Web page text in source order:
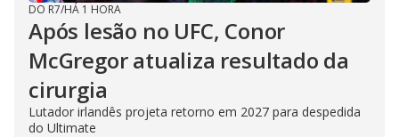
DO R7/HÁ 1 HORA
Após lesão no UFC, Conor
McGregor atualiza resultado da
cirurgia
Lutador irlandês projeta retorno em 2027 para despedida
do Ultimate